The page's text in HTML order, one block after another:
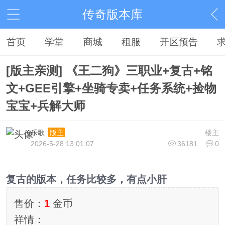
传奇版本库
首页 学堂 商城 租服 开区预告
[版主亲测] 《王二狗》三职业+复古+铭
文+GEE引擎+坐骑专卖+任务系统+捡物
宝宝+兵解大师
楼主
乐歌
版主
36181
0
2026-5-28 13:01:07
复古的版本，任务比较多，有点小肝
售价： 1金币
祥情：